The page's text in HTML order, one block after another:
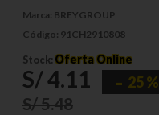
Marca: BREYGROUP
Código: 91CH2910808
Stock: Oferta Online
S/4.11 25 %
S/5.48